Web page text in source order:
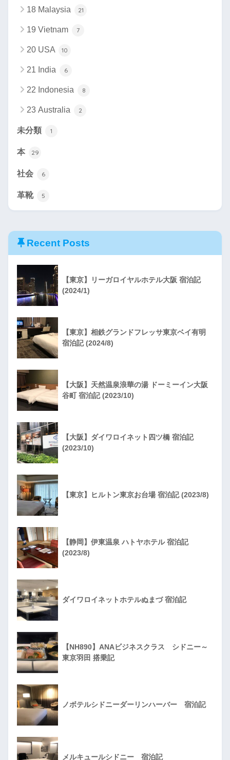
18 Malaysia 21
19 Vietnam 7
20 USA 10
21 India 6
22 Indonesia 8
23 Australia 2
未分類 1
本 29
社会 6
革靴 5
Recent Posts
【東京】リーガロイヤルホテル大阪 宿泊記
(2024/1)
【東京】相鉄グランドフレッサ東京ベイ有明
宿泊記 (2024/8)
【大阪】天然温泉浪華の湯 ドーミーイン大阪
谷町 宿泊記 (2023/10)
【大阪】ダイワロイネット四ツ橋 宿泊記
(2023/10)
【東京】ヒルトン東京お台場 宿泊記 (2023/8)
【静岡】伊東温泉 ハトヤホテル 宿泊記
(2023/8)
ダイワロイネットホテルぬまづ 宿泊記
【NH890】ANAビジネスクラス シドニー～
東京羽田 搭乗記
ノボテルシドニーダーリンハーバー 宿泊記
メルキュールシドニー 宿泊記